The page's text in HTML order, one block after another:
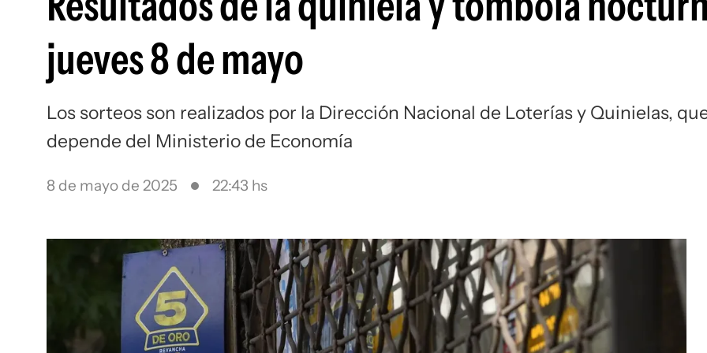
jueves 8 de mayo
Los sorteos son realizados por la Dirección Nacional de Loterías y Quinielas,
depende del Ministerio de Economía
8 de mayo de 2025 22:43 hs